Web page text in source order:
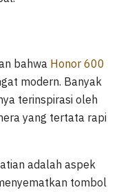
bahwa Honor 600
modern. Banyak
terinspirasi oleh
yang tertata rapi
adalah aspek
tombol